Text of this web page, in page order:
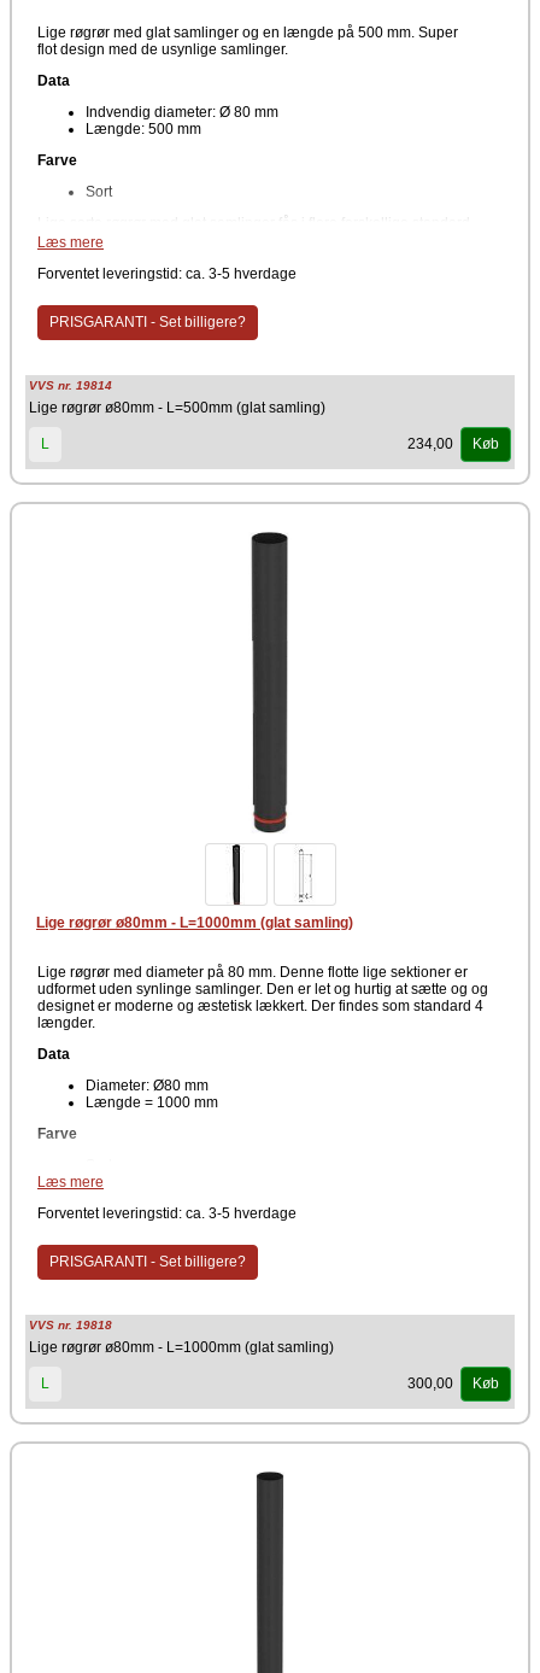
Lige røgrør med glat samlinger og en længde på 500 mm. Super
flot design med de usynlige samlinger.
Data
Indvendig diameter: Ø 80 mm
Længde: 500 mm
Farve
Sort
Lige sorte røgrør med glat samlinger fås i flere forskellige standard
længder .
Producent
TermaTech
Læs mere
Forventet leveringstid: ca. 3-5 hverdage
PRISGARANTI - Set billigere?
VVS nr. 19814
Lige røgrør ø80mm - L=500mm (glat samling)
L 234,00 Køb
Lige røgrør ø80mm - L=1000mm (glat samling)
Lige røgrør med diameter på 80 mm. Denne flotte lige sektioner er
udformet uden synlinge samlinger. Den er let og hurtig at sætte og og
designet er moderne og æstetisk lækkert. Der findes som standard 4
længder.
Data
Diameter: Ø80 mm
Længde = 1000 mm
Farve
fuldstændig enkelt. Der er ikke spændebånd eller andet der bryder det
æstetisk lækkkert.
Producent
Læs mere
Forventet leveringstid: ca. 3-5 hverdage
PRISGARANTI - Set billigere?
VVS nr. 19818
Lige røgrør ø80mm - L=1000mm (glat samling)
L 300,00 Køb